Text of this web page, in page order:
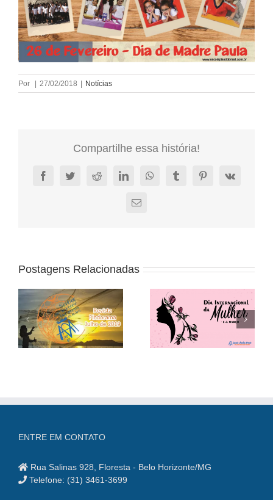
Por | 27/02/2018 | Notícias
Compartilhe essa história!
FacebookTwitterRedditLinkedInWhatsAppTumblrPinterest
Vk
E-
Postagens Relacionadas
Dia
Internacional da
Mulher
Dia de Santa
Paula Montal
ENTRE EM CONTATO
Rua Salinas 928, Floresta - Belo Horizonte/MG
Telefone: (31) 3461-3699